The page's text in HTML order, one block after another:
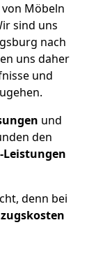
Möbeln
sind uns
nach
uns daher
und
und
den
Leistungen
denn bei